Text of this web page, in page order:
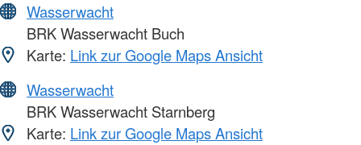
Wasserwacht
BRK Wasserwacht Buch
Karte: Link zur Google Maps Ansicht
Wasserwacht
BRK Wasserwacht Starnberg
Karte: Link zur Google Maps Ansicht